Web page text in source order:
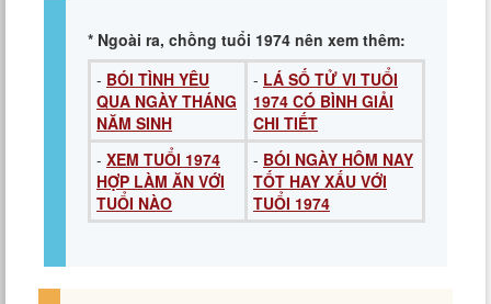
* Ngoài ra, chồng tuổi 1974 nên xem thêm:
- BÓI TÌNH YÊU
QUA NGÀY THÁNG
NĂM SINH
- LÁ SỐ TỬ VI TUỔI
1974 CÓ BÌNH GIẢI
CHI TIẾT
- XEM TUỔI 1974
HỢP LÀM ĂN VỚI
TUỔI NÀO
- BÓI NGÀY HÔM NAY
TỐT HAY XẤU VỚI
TUỔI 1974